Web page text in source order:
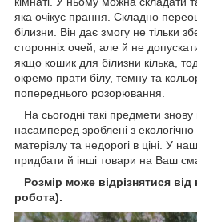
яка очікує прання. Складно
білизни. Він дає змогу не тільки
сторонніх очей, але й не
якщо кошик для білизни кілька,
окремо прати білу, темну та
попереднього розорювання.
На сьогодні такі предмети
насамперед зроблені з
матеріалу та недорогі в ціні. У
придбати й інші товари на Ваш
Розмір може відрізнятися
робота).